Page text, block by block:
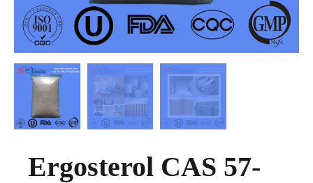
Ergosterol CAS 57-